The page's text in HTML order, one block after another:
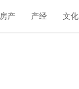
房产 产经 文化